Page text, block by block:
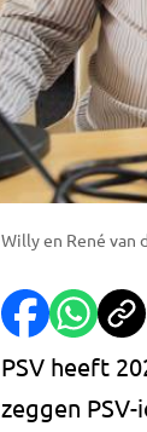
Willy en René van
PSV heeft
zeggen